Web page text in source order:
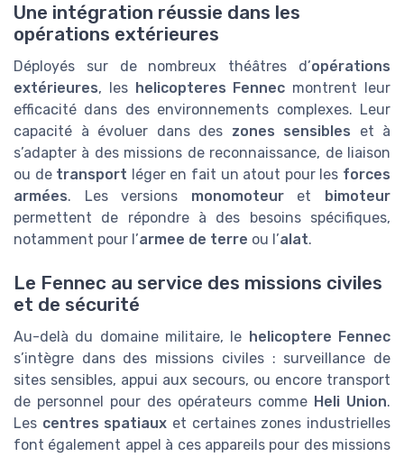
Une intégration réussie dans les
opérations extérieures
Déployés sur de nombreux théâtres d’opérations
extérieures, les helicopteres Fennec montrent leur
efficacité dans des environnements complexes. Leur
capacité à évoluer dans des zones sensibles et à
s’adapter à des missions de reconnaissance, de liaison
ou de transport léger en fait un atout pour les forces
armées. Les versions monomoteuret bimoteur
permettent de répondre à des besoins spécifiques,
notamment pour l’armee de terre ou l’alat.
Le Fennec au service des missions civiles
et de sécurité
Au-delà du domaine militaire, le helicoptere Fennec
s’intègre dans des missions civiles : surveillance de
sites sensibles, appui aux secours, ou encore transport
de personnel pour des opérateurs comme Heli Union.
Les centres spatiaux et certaines zones industrielles
font également appel à ces appareils pour des missions